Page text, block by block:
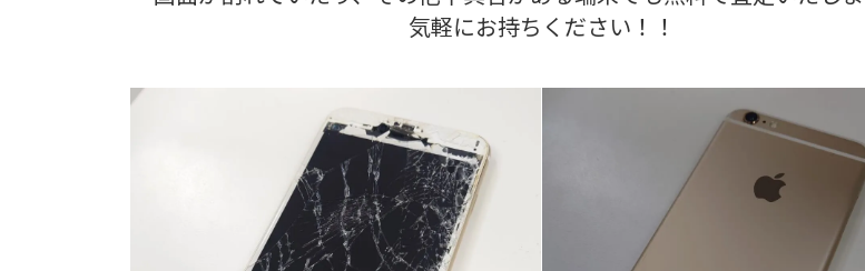
気軽にお持ちください！！